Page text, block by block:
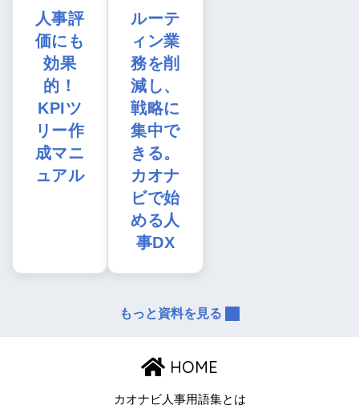
人事評
価にも
効果
的！
KPIツ
リー作
成マニ
ュアル
ルーテ
ィン業
務を削
減し、
戦略に
集中で
きる。
カオナ
ビで始
める人
事DX
もっと資料を見る
HOME
カオナビ人事用語集とは